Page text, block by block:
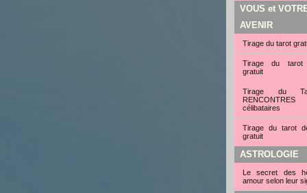
VOUS et
AVENIR
Tirage du tarot
Tirage du tarot
gratuit
Tirage du
célibataires
Tirage du tarot
gratuit
ASTROLOGIE
Le secret des
amour selon leur